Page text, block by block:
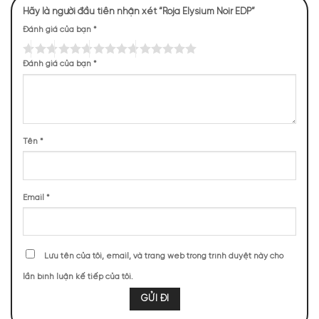
cuốn hút.
Hãy là người đầu tiên nhận xét “Roja Elysium Noir EDP”
Đánh giá của bạn *
Đánh giá của bạn *
Tên *
Email *
Lưu tên của tôi, email, và trang web trong trình duyệt này cho
lần bình luận kế tiếp của tôi.